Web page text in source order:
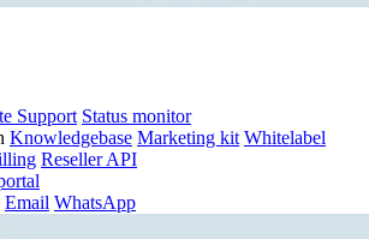
Support Status monitor
Knowledgebase Marketing kit Whitelabel
Reseller API
Email WhatsApp